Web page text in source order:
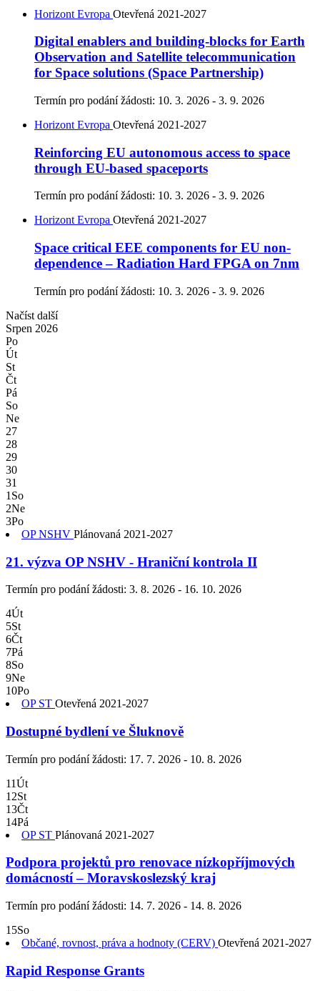
Horizont Evropa Otevřená 2021-2027
Digital enablers and building-blocks for Earth
Observation and Satellite telecommunication
for Space solutions (Space Partnership)
Termín pro podání žádosti: 10. 3. 2026 - 3. 9. 2026
Horizont Evropa Otevřená 2021-2027
Reinforcing EU autonomous access to space
through EU-based spaceports
Termín pro podání žádosti: 10. 3. 2026 - 3. 9. 2026
Horizont Evropa Otevřená 2021-2027
Space critical EEE components for EU non-
dependence – Radiation Hard FPGA on 7nm
Termín pro podání žádosti: 10. 3. 2026 - 3. 9. 2026
Načíst další
Srpen 2026
Po
Út
St
Čt
Pá
So
Ne
27
28
29
30
31
1 So
2Ne
3Po
OP NSHV Plánovaná 2021-2027
21. výzva OP NSHV - Hraniční kontrola II
Termín pro podání žádosti: 3. 8. 2026 - 16. 10. 2026
4Út
5St
6Čt
7Pá
8So
9Ne
10Po
OP ST Otevřená 2021-2027
Dostupné bydlení ve Šluknově
Termín pro podání žádosti: 17. 7. 2026 - 10. 8. 2026
11Út
12St
13Čt
14Pá
OP ST Plánovaná 2021-2027
Podpora projektů pro renovace nízkopříjmových
domácností – Moravskoslezský kraj
Termín pro podání žádosti: 14. 7. 2026 - 14. 8. 2026
15So
Občané, rovnost, práva a hodnoty (CERV) Otevřená 2021-2027
Rapid Response Grants